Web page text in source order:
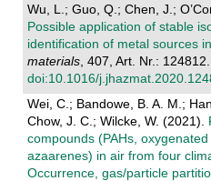
Wu, L.; Guo, Q.; Chen, J.;
Possible application of stable
identification of metal sources
materials, 407, Art. Nr.: 124812.
doi:10.1016/
Wei, C.; Bandowe, B. A. M.;
Chow, J. C.; Wilcke, W. (2021).
compounds (PAHs,
azaarenes) in air from four
Occurrence, gas/particle